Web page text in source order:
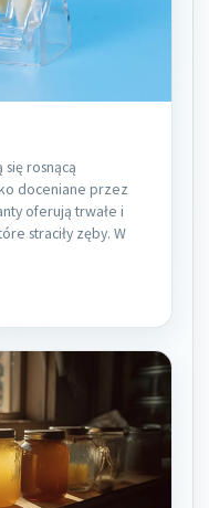
rosnącą
doceniane przez
oferują trwałe i
straciły zęby. W